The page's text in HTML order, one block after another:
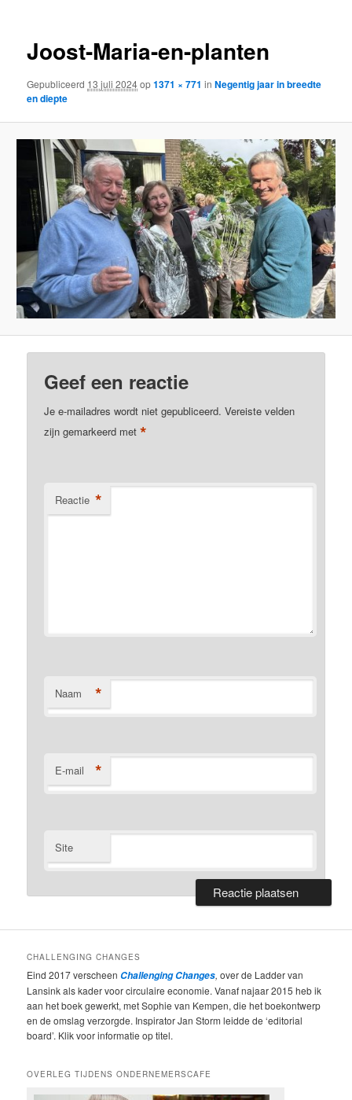
Joost-Maria-en-planten
Gepubliceerd 13 juli 2024op1371 × 771 inNegentig jaar in breedte
en diepte
Geef een reactie
Je e-mailadres wordt niet gepubliceerd. Vereiste velden
zijn gemarkeerd met*
Reactie *
Naam *
E-mail *
Site
CHALLENGING CHANGES
Eind 2017 verscheen Challenging Changes, over de Ladder van
Lansink als kader voor circulaire economie. Vanaf najaar 2015 heb ik
aan het boek gewerkt, met Sophie van Kempen, die het boekontwerp
en de omslag verzorgde. Inspirator Jan Storm leidde de ‘editorial
board’. Klik voor informatie op titel.
OVERLEG TIJDENS ONDERNEMERSCAFE